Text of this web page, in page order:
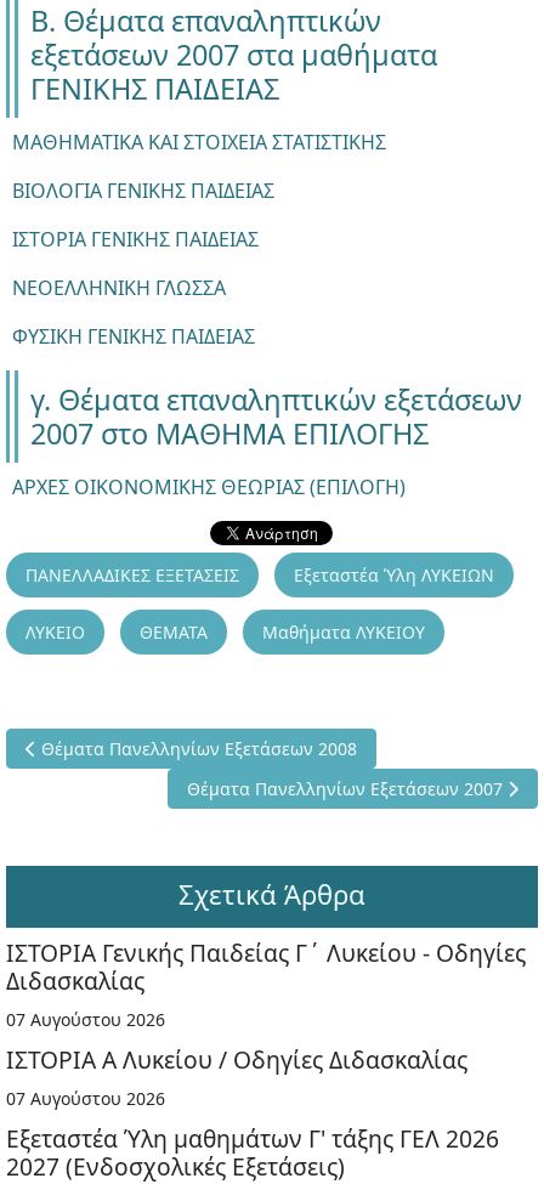
Β. Θέματα επαναληπτικών
εξετάσεων 2007 στα μαθήματα
ΓΕΝΙΚΗΣ ΠΑΙΔΕΙΑΣ
ΜΑΘΗΜΑΤΙΚΑ ΚΑΙ ΣΤΟΙΧΕΙΑ ΣΤΑΤΙΣΤΙΚΗΣ
ΒΙΟΛΟΓΙΑ ΓΕΝΙΚΗΣ ΠΑΙΔΕΙΑΣ
ΙΣΤΟΡΙΑ ΓΕΝΙΚΗΣ ΠΑΙΔΕΙΑΣ
ΝΕΟΕΛΛΗΝΙΚΗ ΓΛΩΣΣΑ
ΦΥΣΙΚΗ ΓΕΝΙΚΗΣ ΠΑΙΔΕΙΑΣ
γ. Θέματα επαναληπτικών εξετάσεων
2007 στο ΜΑΘΗΜΑ ΕΠΙΛΟΓΗΣ
ΑΡΧΕΣ ΟΙΚΟΝΟΜΙΚΗΣ ΘΕΩΡΙΑΣ (ΕΠΙΛΟΓΗ)
ΠΑΝΕΛΛΑΔΙΚΕΣ ΕΞΕΤΑΣΕΙΣ Εξεταστέα Ύλη ΛΥΚΕΙΩΝ
ΛΥΚΕΙΟ ΘΕΜΑΤΑ Μαθήματα ΛΥΚΕΙΟΥ
Προηγούμενο άρθρο: Θέματα Πανελληνίων Εξετάσεων 2008
Θέματα Πανελληνίων Εξετάσεων 2008
Επόμενο άρθρο: Θέματα Πανελληνίων
Θέματα Πανελληνίων Εξετάσεων 2007
Σχετικά Άρθρα
ΙΣΤΟΡΙΑ Γενικής Παιδείας Γ΄ Λυκείου - Οδηγίες
Διδασκαλίας
07 Αυγούστου 2026
ΙΣΤΟΡΙΑ Α Λυκείου / Οδηγίες Διδασκαλίας
07 Αυγούστου 2026
Εξεταστέα Ύλη μαθημάτων Γ' τάξης ΓΕΛ 2026
2027 (Ενδοσχολικές Εξετάσεις)